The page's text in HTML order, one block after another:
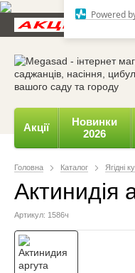
Powered
Акції
Новинки
2026
Головна Каталог Ягідні
Актинидія
Артикул: 1586ч